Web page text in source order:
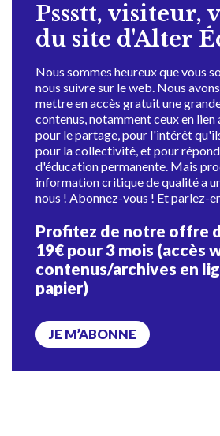
Pssstt, visiteur,
du site d'Alter
Nous sommes heureux que vous
nous suivre sur le web. Nous
mettre en accès gratuit une
contenus, notamment ceux en
pour le partage, pour l'intérêt
pour la collectivité, et pour
d'éducation permanente. Mais
information critique de qualité a
nous ! Abonnez-vous ! Et parlez-
Profitez de notre offre
19€ pour 3 mois (accès
contenus/archives en
papier)
JE M’ABONNE